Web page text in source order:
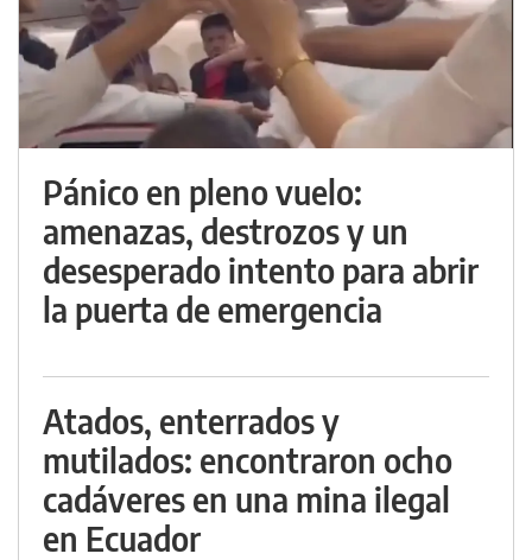
Pánico en pleno vuelo:
amenazas, destrozos y un
desesperado intento para abrir
la puerta de emergencia
Atados, enterrados y
mutilados: encontraron ocho
cadáveres en una mina ilegal
en Ecuador